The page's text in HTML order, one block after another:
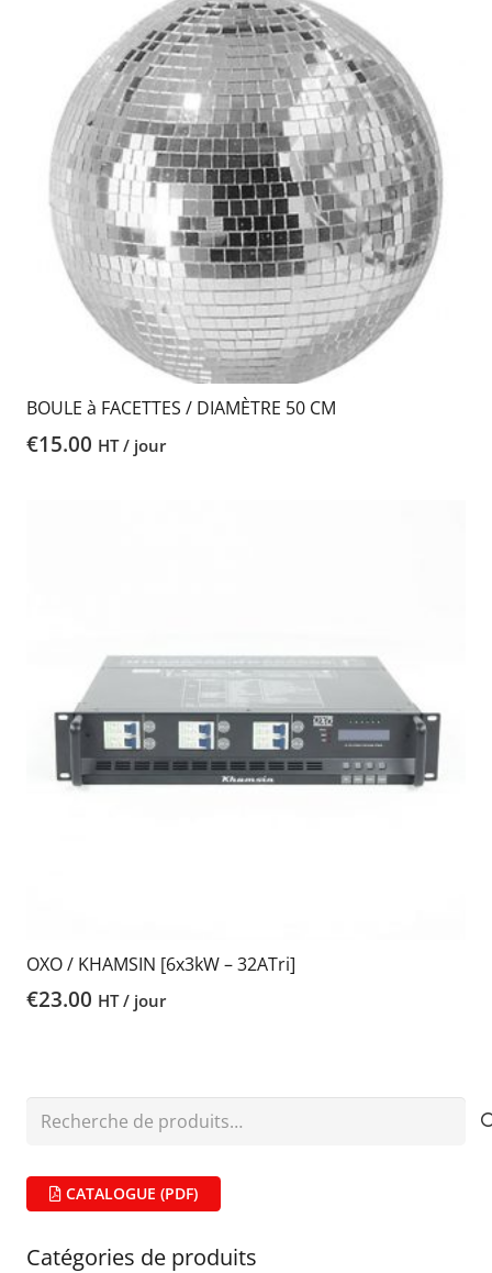
BOULE à FACETTES / DIAMÈTRE 50 CM
€15.00 HT / jour
OXO / KHAMSIN [6x3kW – 32ATri]
€23.00 HT / jour
Recherche
CATALOGUE (PDF)
Catégories de produits